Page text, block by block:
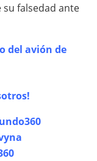
falsedad ante
del avión de